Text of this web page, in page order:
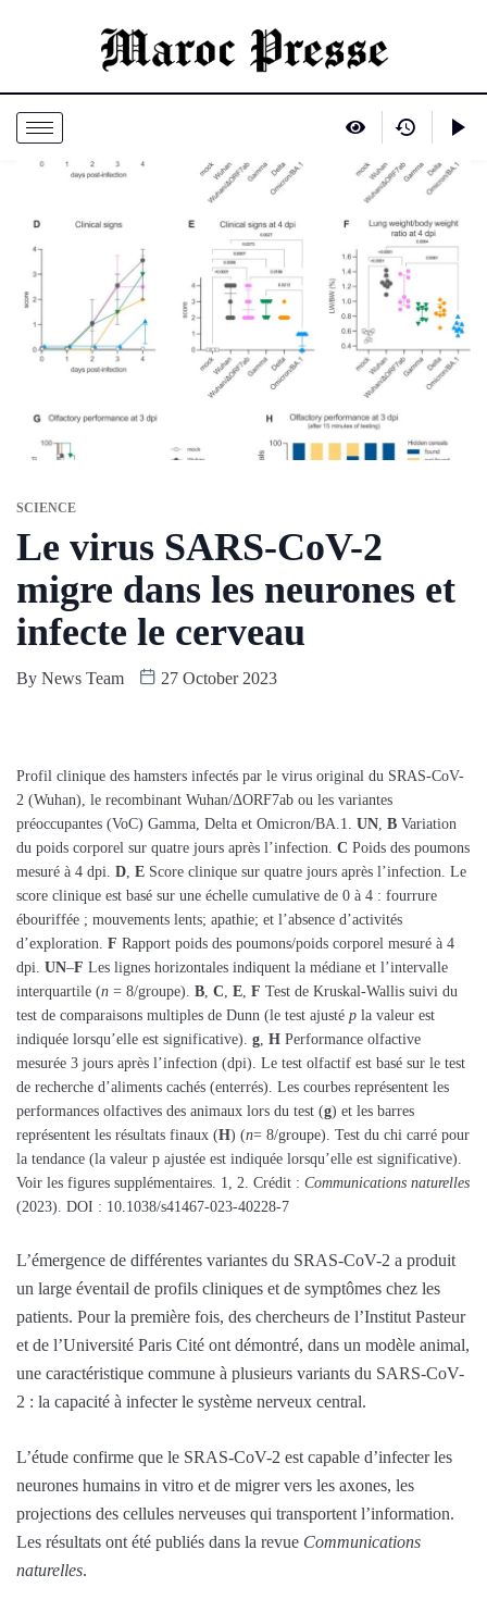
SCIENCE
Le virus SARS-CoV-2
migre dans les neurones et
infecte le cerveau
By News Team 27 October 2023
Profil clinique des hamsters infectés par le virus original du SRAS-CoV-
2 (Wuhan), le recombinant Wuhan/ΔORF7ab ou les variantes
préoccupantes (VoC) Gamma, Delta et Omicron/BA.1. UN B Variation
du poids corporel sur quatre jours après l’infection. C Poids des poumons
mesuré à 4 dpi. D E Score clinique sur quatre jours après l’infection. Le
score clinique est basé sur une échelle cumulative de 0 à 4 : fourrure
ébouriffée ; mouvements lents; apathie; et l’absence d’activités
d’exploration. F Rapport poids des poumons/poids corporel mesuré à 4
dpi. UN–F Les lignes horizontales indiquent la médiane et l’intervalle
interquartile (n = 8/groupe). B C E F Test de Kruskal-Wallis suivi du
test de comparaisons multiples de Dunn (le test ajusté p la valeur est
indiquée lorsqu’elle est significative). g H Performance olfactive
mesurée 3 jours après l’infection (dpi). Le test olfactif est basé sur le test
de recherche d’aliments cachés (enterrés). Les courbes représentent les
performances olfactives des animaux lors du test (g) et les barres
représentent les résultats finaux (H) (n= 8/groupe). Test du chi carré pour
la tendance (la valeur p ajustée est indiquée lorsqu’elle est significative).
Voir les figures supplémentaires. 1, 2. Crédit : Communications naturelles
(2023). DOI : 10.1038/s41467-023-40228-7
L’émergence de différentes variantes du SRAS-CoV-2 a produit
un large éventail de profils cliniques et de symptômes chez les
patients. Pour la première fois, des chercheurs de l’Institut Pasteur
et de l’Université Paris Cité ont démontré, dans un modèle animal,
une caractéristique commune à plusieurs variants du SARS-CoV-
2 : la capacité à infecter le système nerveux central.
L’étude confirme que le SRAS-CoV-2 est capable d’infecter les
neurones humains in vitro et de migrer vers les axones, les
projections des cellules nerveuses qui transportent l’information.
Les résultats ont été publiés dans la revue Communications
naturelles.